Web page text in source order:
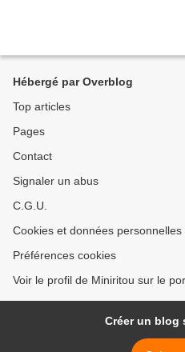
Hébergé par Overblog
Top articles
Pages
Contact
Signaler un abus
C.G.U.
Cookies et données personnelles
Préférences cookies
Voir le profil de Miniritou sur le
Créer un blog